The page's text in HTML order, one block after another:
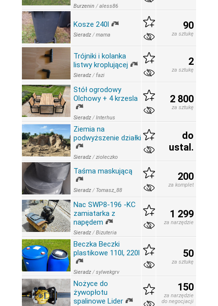
Burzenin /aless86
Kosze 240l
Sieradz /mama
90
za sztukę
Trójniki i kolanka
listwy kroplującej
Sieradz /fazi
2
za sztukę
Stół ogrodowy
Olchowy + 4 krzesla
Sieradz /Interhus
2 800
za sztukę
Ziemia na
podwyższenie działki
Sieradz /zioleczko
do
ustal.
Taśma maskującą
Sieradz / Tomasz_88
200
za komplet
Nac SWP8-196 -KC
zamiatarka z
napędem
Sieradz /Bizuteria
1 299
za narzędzie
Beczka Beczki
plastikowe 110l, 220l
Sieradz /sylwekgrv
50
za sztukę
Nożyce do
żywopłotu
spalinowe Lider
150
za narzędzie
do negocjacji